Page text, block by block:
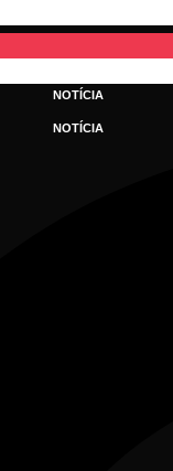
NOTÍCIA
NOTÍCIA